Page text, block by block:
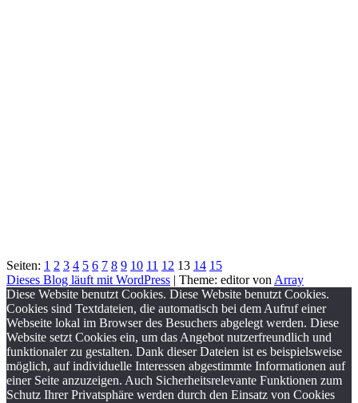
Seiten: 1 2 3 4 5 6 7 8 9 10 11 12 13 14 15
Dieses Blog läuft mit WordPress | Theme: editor von Array
Diese Website benutzt Cookies. Diese Website benutzt Cookies.
Cookies sind Textdateien, die automatisch bei dem Aufruf einer
Webseite lokal im Browser des Besuchers abgelegt werden. Diese
Website setzt Cookies ein, um das Angebot nutzerfreundlich und
funktionaler zu gestalten. Dank dieser Dateien ist es beispielsweise
möglich, auf individuelle Interessen abgestimmte Informationen auf
einer Seite anzuzeigen. Auch Sicherheitsrelevante Funktionen zum
Schutz Ihrer Privatsphäre werden durch den Einsatz von Cookies